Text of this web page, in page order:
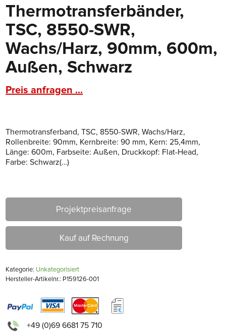
Thermotransferbänder,
TSC, 8550-SWR,
Wachs/Harz, 90mm, 600m,
Außen, Schwarz
Preis anfragen ...
Thermotransferband, TSC, 8550-SWR, Wachs/Harz,
Rollenbreite: 90mm, Kernbreite: 90 mm, Kern: 25,4mm,
Länge: 600m, Farbseite: Außen, Druckkopf: Flat-Head,
Farbe: Schwarz(…)
Projektpreisanfrage
Kauf auf Rechnung
Kategorie: Unkategorisiert
Hersteller-Artikelnr.: P159126-001
+49 (0)69 6681 75 710